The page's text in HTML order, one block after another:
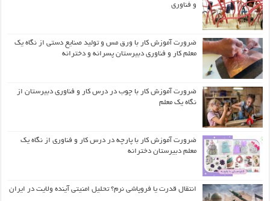
و فناوری
ضرورت آموزش کار با ورق مس و تولید صنایع دستی از نگاه یک
معلم کار و فناوری دبیرستان پسرانه و دخترانه
ضرورت آموزش کار با چوب در درس کار و فناوری دبیرستان از
نگاه یک معلم
ضرورت آموزش کار با پارچه در درس کار و فناوری از نگاه یک
معلم دبیرستان دخترانه
انتقال قدرت یا فروپاشی نرم؟ تحلیل امنیتی آینده ولایت در ایران